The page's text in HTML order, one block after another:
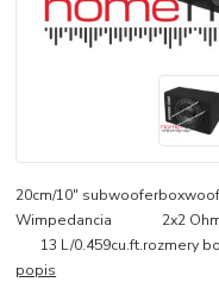
20cm/10"
Wimpedancia 2x2
13 L/0.459cu.ft.rozmery
popis